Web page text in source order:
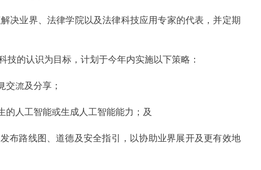
业界、法律学院以及法律科技应用专家的代表，并定期
的认识为目标，计划于今年内实施以下策略：
交流及分享；
的人工智能或生成人工智能能力；及
布路线图、道德及安全指引，以协助业界展开及更有效地